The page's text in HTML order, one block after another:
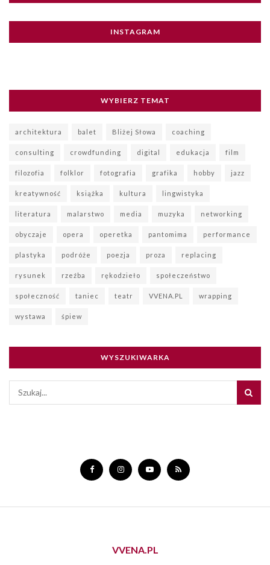
INSTAGRAM
WYBIERZ TEMAT
architektura balet Bliżej Słowa coaching
consulting crowdfunding digital edukacja film
filozofia folklor fotografia grafika hobby jazz
kreatywność książka kultura lingwistyka
literatura malarstwo media muzyka networking
obyczaje opera operetka pantomima performance
plastyka podróże poezja proza replacing
rysunek rzeźba rękodzieło społeczeństwo
społeczność taniec teatr VVENA.PL wrapping
wystawa śpiew
WYSZUKIWARKA
VVENA.PL